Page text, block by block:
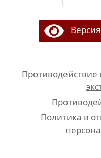
Версия
Политика в